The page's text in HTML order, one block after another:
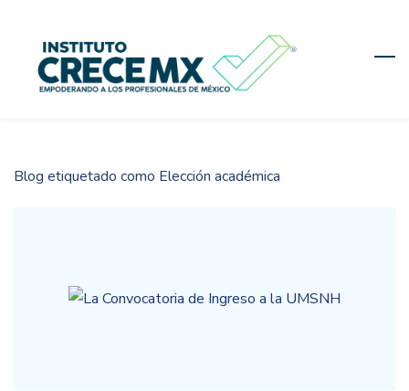
content
Blog etiquetado como Elección académica